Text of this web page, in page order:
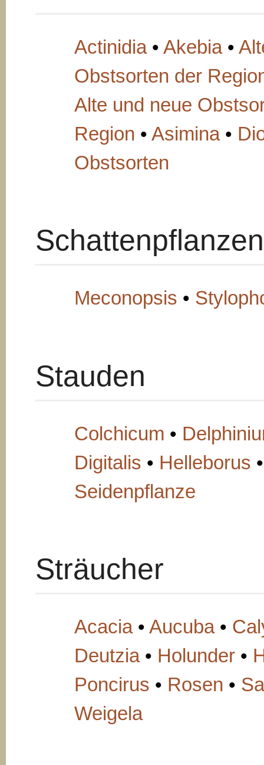
Actinidia•Akebia•
Obstsorten der
Alte und neue
Region •Asimina•
Obstsorten
Schattenpflanzen
Meconopsis •
Stauden
Colchicum •
Digitalis • Helleborus •
Seidenpflanze
Sträucher
Acacia•Aucuba•
Deutzia• Holunder •
Poncirus • Rosen •
Weigela